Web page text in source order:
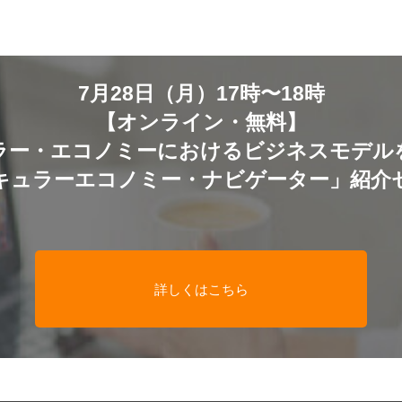
7月28日（月）17時〜18時
【オンライン・無料】
ー・エコノミーにおけるビジネスモデル
ュラーエコノミー・ナビゲーター」紹介
詳しくはこちら